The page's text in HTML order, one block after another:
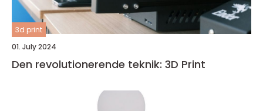
3d print
01. July 2024
Den revolutionerende teknik: 3D Print